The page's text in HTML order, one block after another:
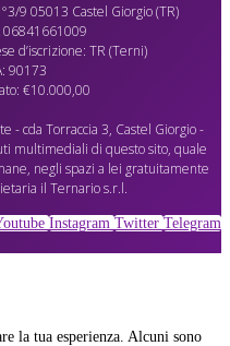
9 05013 Castel Giorgio (TR)
06841661009
d’iscrizione: TR (Terni)
90173
€10.000,00
- cda Torraccia 3, Castel Giorgio -
multimediali di questo sito, quale
negli spazi a lei gratuitamente
il Ternario s.r.l.
Instagram Twitter Telegram
la tua esperienza. Alcuni sono